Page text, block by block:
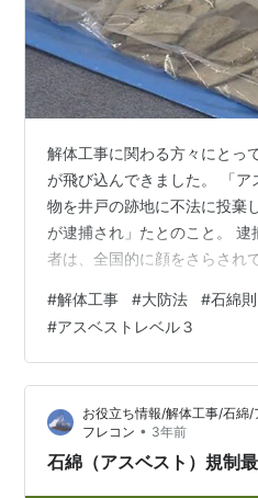
解体工事に関わる方々にとっ
が飛び込んできました。 「
物を井戸の跡地に不法に投棄
が逮捕され」たとのこと。 逮
者は、全国的に顔をさらされ
これまでももっと比較になら
な事件が発生してきました。
とか悪いということではあり
スベスト絡みであることが大
廃棄物処理法違反の罰則は次
棄物をみだりに投棄すると、
#解体工事 #大防法 #石綿則
#アスベストレベル３
お役立ち情報/解体工事/石綿
フレコン • 3年前
石綿（アスベスト）規制